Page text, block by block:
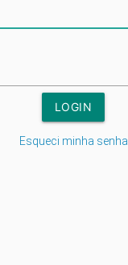
Esqueci minha senha